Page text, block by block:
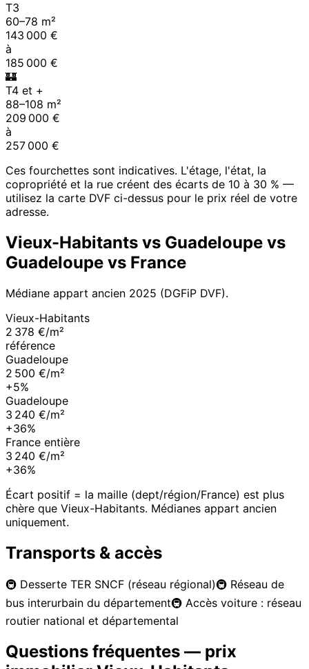
T3
60–78 m²
143 000 €
à
185 000 €
🏰
T4 et +
88–108 m²
209 000 €
à
257 000 €
Ces fourchettes sont indicatives. L'étage, l'état, la
copropriété et la rue créent des écarts de 10 à 30 % —
utilisez la carte DVF ci-dessus pour le prix réel de votre
adresse.
Vieux-Habitants vs Guadeloupe vs
Guadeloupe vs France
Médiane appart ancien 2025 (DGFiP DVF).
Vieux-Habitants
2 378 €/m²
référence
Guadeloupe
2 500 €/m²
+5%
Guadeloupe
3 240 €/m²
+36%
France entière
3 240 €/m²
+36%
Écart positif = la maille (dept/région/France) est plus
chère que Vieux-Habitants. Médianes appart ancien
uniquement.
Transports & accès
🚇 Desserte TER SNCF (réseau régional)🚇 Réseau de
bus interurbain du département🚇 Accès voiture : réseau
routier national et départemental
Questions fréquentes — prix